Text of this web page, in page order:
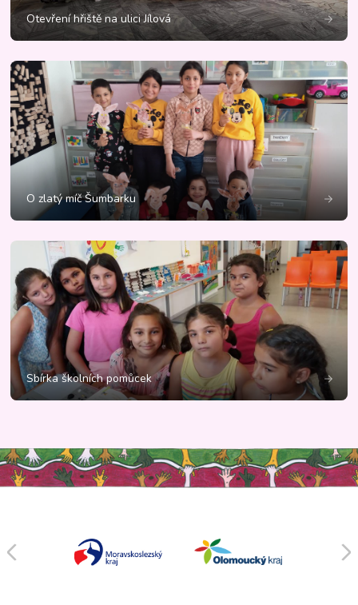
Otevření hřiště na ulici Jílová
O zlatý míč Šumbarku
Sbírka školních pomůcek